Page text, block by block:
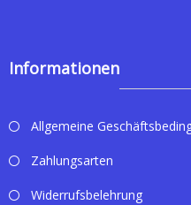
Informationen
Allgemeine
Zahlungsarten
Widerrufsbelehrung